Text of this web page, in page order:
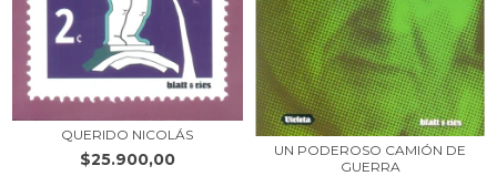
QUERIDO NICOLÁS
$25.900,00
UN PODEROSO CAMIÓN DE
GUERRA